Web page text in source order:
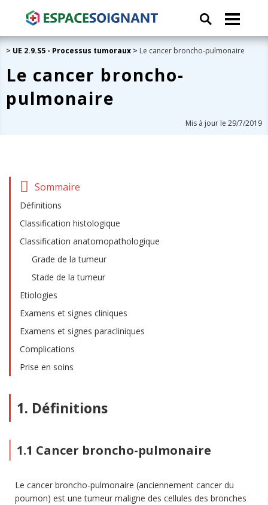
> UE 2.9.S5 - Processus tumoraux > Le cancer broncho-pulmonaire
Le cancer broncho-
pulmonaire
Mis à jour le 29/7/2019
Sommaire
Définitions
Classification histologique
Classification anatomopathologique
Grade de la tumeur
Stade de la tumeur
Etiologies
Examens et signes cliniques
Examens et signes paracliniques
Complications
Prise en soins
1. Définitions
1.1 Cancer broncho-pulmonaire
Le cancer broncho-pulmonaire (anciennement cancer du
poumon) est une tumeur maligne des cellules des bronches